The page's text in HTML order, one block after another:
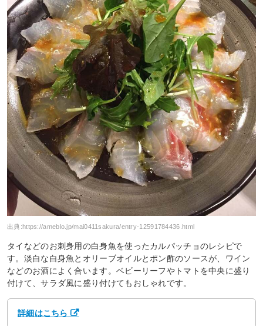
出典:https://ameblo.jp/mai0411sakura/entry-12591784436.html
タイなどのお刺身用の白身魚を使ったカルパッチョのレシピで
す。淡白な白身魚とオリーブオイルとポン酢のソースが、ワイン
などのお酒によく合います。ベビーリーフやトマトを中央に盛り
付けて、サラダ風に盛り付けてもおしゃれです。
詳細はこちら